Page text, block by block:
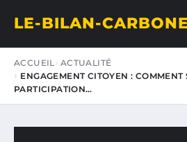
LE-BILAN-
ACCUEIL ACTUALITÉ
ENGAGEMENT CITOYEN : COMMENT
PARTICIPATION…